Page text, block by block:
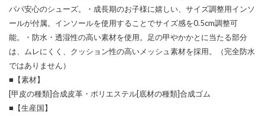
パパ安心のシューズ。・成長期のお子様に嬉しい、サイズ調整用インソ
ールが付属。インソールを使用することでサイズ感を0.5cm調整可
能。・防水・透湿性の高い素材を使用。足の甲やかかとに当たる部分
は、ムレにくく、クッション性の高いメッシュ素材を採用。（完全防水
ではありません）
■【素材】
[甲皮の種類]合成皮革・ポリエステル[底材の種類]合成ゴム
■【生産国】